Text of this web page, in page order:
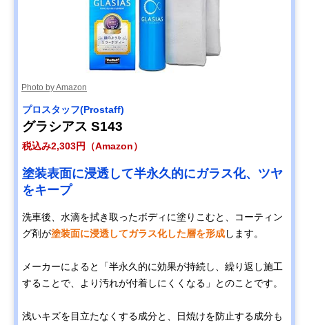
Photo by Amazon
‎プロスタッフ(Prostaff)
‎グラシアス S143
税込み2,303円（Amazon）
塗装表面に浸透して半永久的にガラス化、ツヤ
をキープ
洗車後、水滴を拭き取ったボディに塗りこむと、コーティン
グ剤が塗装面に浸透してガラス化した層を形成します。
メーカーによると「半永久的に効果が持続し、繰り返し施工
することで、より汚れが付着しにくくなる」とのことです。
浅いキズを目立たなくする成分と、日焼けを防止する成分も